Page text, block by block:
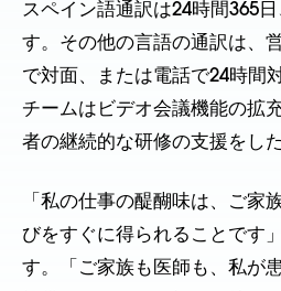
スペイン語通訳は24時間365
す。その他の言語の通訳は、
で対面、または電話で24時間
チームはビデオ会議機能の拡
者の継続的な研修の支援をし
「私の仕事の醍醐味は、ご家
びをすぐに得られることです
す。「ご家族も医師も、私が